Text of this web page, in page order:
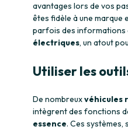
avantages lors de vos
êtes fidèle à une marque
parfois des informations
électriques, un atout
Utiliser les
De nombreuxvéhicules
intègrent des fonctions
essence. Ces systèmes,